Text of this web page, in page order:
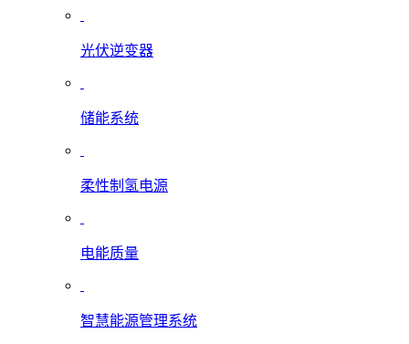
光伏逆变器
储能系统
柔性制氢电源
电能质量
智慧能源管理系统